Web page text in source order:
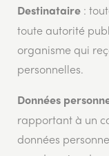
Destinataire :
toute autorité
organisme qui
personnelles.
Données
rapportant à un
données